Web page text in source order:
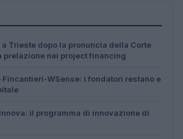
Trieste dopo la pronuncia della Corte
prelazione nei project financing
WSense: i fondatori restano e
il programma di innovazione di